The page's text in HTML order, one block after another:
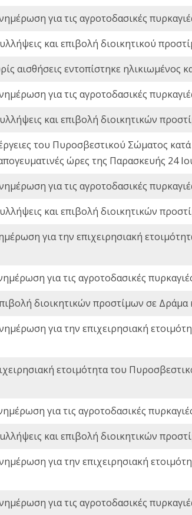
για τις αγροτοδασικές
και επιβολή διοικητικού
αισθήσεις εντοπίστηκε ηλικιωμένος
για τις αγροτοδασικές
και επιβολή διοικητικών
του Πυροσβεστικού Σώματος
ώρες της Παρασκευής 24
για τις αγροτοδασικές
και επιβολή διοικητικών
για την επιχειρησιακή
για τις αγροτοδασικές
διοικητικών προστίμων σε Δράμα
για την επιχειρησιακή
ετοιμότητα του
για τις αγροτοδασικές
και επιβολή διοικητικών
για την επιχειρησιακή
για τις αγροτοδασικές